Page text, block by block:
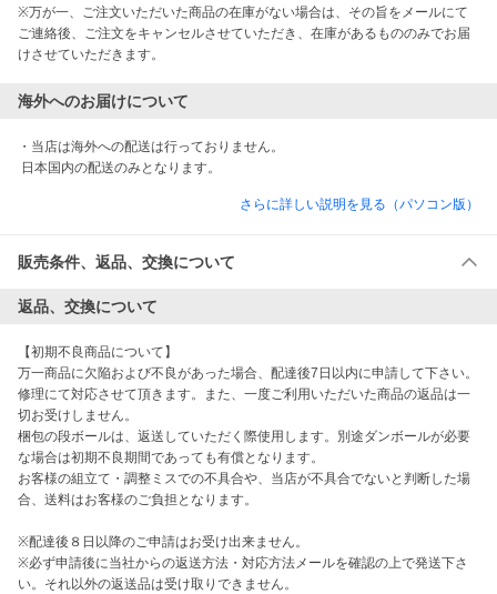
※万が一、ご注文いただいた商品の在庫がない場合は、その旨をメールにて
ご連絡後、ご注文をキャンセルさせていただき、在庫があるもののみでお届
けさせていただきます。
海外へのお届けについて
・当店は海外への配送は行っておりません。
日本国内の配送のみとなります。
さらに詳しい説明を見る（パソコン版）
販売条件、返品、交換について
返品、交換について
【初期不良商品について】
万一商品に欠陥および不良があった場合、配達後7日以内に申請して下さい。
修理にて対応させて頂きます。また、一度ご利用いただいた商品の返品は一
切お受けしません。
梱包の段ボールは、返送していただく際使用します。別途ダンボールが必要
な場合は初期不良期間であっても有償となります。
お客様の組立て・調整ミスでの不具合や、当店が不具合でないと判断した場
合、送料はお客様のご負担となります。
※配達後８日以降のご申請はお受け出来ません。
※必ず申請後に当社からの返送方法・対応方法メールを確認の上で発送下さ
い。それ以外の返送品は受け取りできません。